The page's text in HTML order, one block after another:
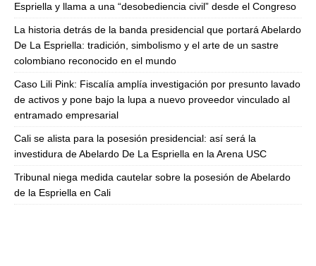
Espriella y llama a una “desobediencia civil” desde el Congreso
La historia detrás de la banda presidencial que portará Abelardo
De La Espriella: tradición, simbolismo y el arte de un sastre
colombiano reconocido en el mundo
Caso Lili Pink: Fiscalía amplía investigación por presunto lavado
de activos y pone bajo la lupa a nuevo proveedor vinculado al
entramado empresarial
Cali se alista para la posesión presidencial: así será la
investidura de Abelardo De La Espriella en la Arena USC
Tribunal niega medida cautelar sobre la posesión de Abelardo
de la Espriella en Cali